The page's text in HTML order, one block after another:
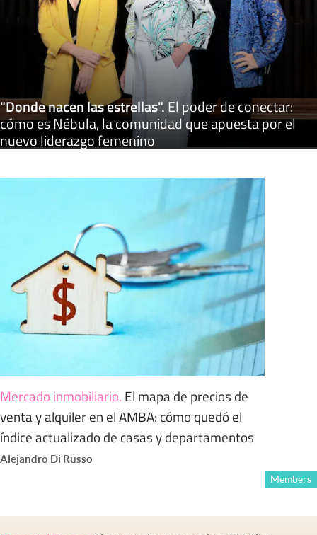
"Donde nacen las estrellas".El poder de conectar:
cómo es Nébula, la comunidad que apuesta por el
nuevo liderazgo femenino
Mercado inmobiliario. El mapa de precios de
venta y alquiler en el AMBA: cómo quedó el
índice actualizado de casas y departamentos
Alejandro Di Russo
Members